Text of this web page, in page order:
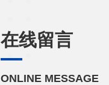
在线留言
ONLINE MESSAGE